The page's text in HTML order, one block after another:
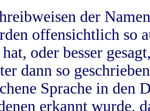
der
offensichtlich so
oder besser
dann so
Sprache in
erkannt wurde,